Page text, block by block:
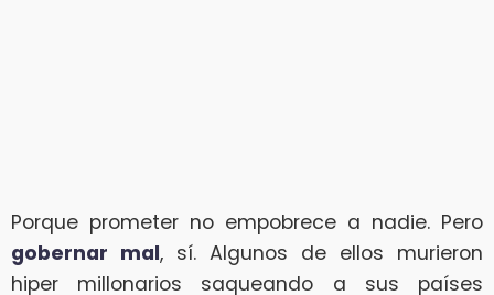
Porque prometer no empobrece a nadie. Pero
gobernar mal, sí. Algunos de ellos murieron
hiper millonarios saqueando a sus países